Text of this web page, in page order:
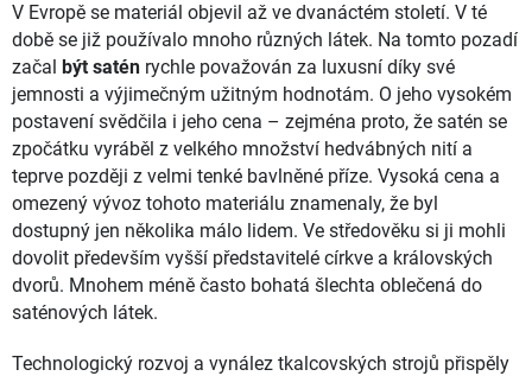
V Evropě se materiál objevil až ve dvanáctém století. V té
době se již používalo mnoho různých látek. Na tomto pozadí
začal
být satén rychle považován za luxusní díky své
jemnosti a výjimečným užitným hodnotám. O jeho vysokém
postavení svědčila i jeho cena – zejména proto, že satén se
zpočátku vyráběl z velkého množství hedvábných nití a
teprve později z velmi tenké bavlněné příze. Vysoká cena a
omezený vývoz tohoto materiálu znamenaly, že byl
dostupný jen několika málo lidem. Ve středověku si ji mohli
dovolit především vyšší představitelé církve a královských
dvorů. Mnohem méně často bohatá šlechta oblečená do
saténových látek.
Technologický rozvoj a vynález tkalcovských strojů přispěly